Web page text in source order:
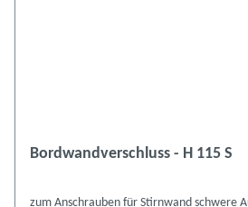
Bordwandverschluss - H 115 S
zum Anschrauben für Stirnwand schwere